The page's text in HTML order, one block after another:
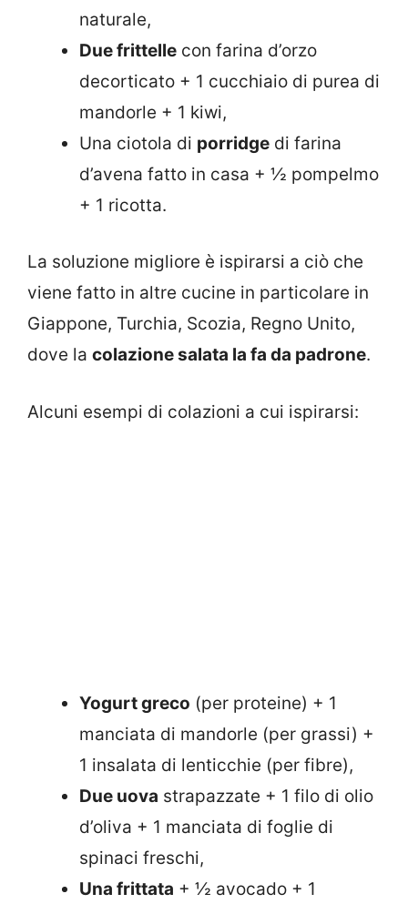
naturale,
Due frittelle con farina d’orzo
decorticato + 1 cucchiaio di purea di
mandorle + 1 kiwi,
Una ciotola di porridge di farina
d’avena fatto in casa + ½ pompelmo
+ 1 ricotta.
La soluzione migliore è ispirarsi a ciò che
viene fatto in altre cucine in particolare in
Giappone, Turchia, Scozia, Regno Unito,
dove la colazione salata la fa da padrone.
Alcuni esempi di colazioni a cui ispirarsi:
Yogurt greco (per proteine) + 1
manciata di mandorle (per grassi) +
1 insalata di lenticchie (per fibre),
Due uova strapazzate + 1 filo di olio
d’oliva + 1 manciata di foglie di
spinaci freschi,
Una frittata + ½ avocado + 1